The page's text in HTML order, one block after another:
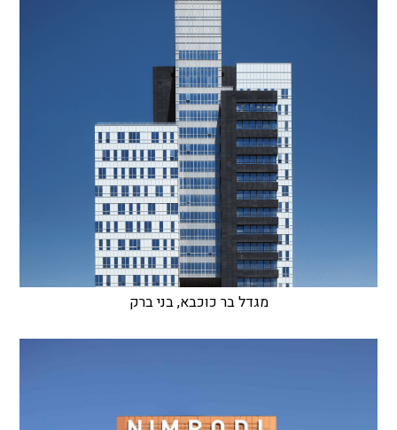
מגדל בר כוכבא, בני ברק